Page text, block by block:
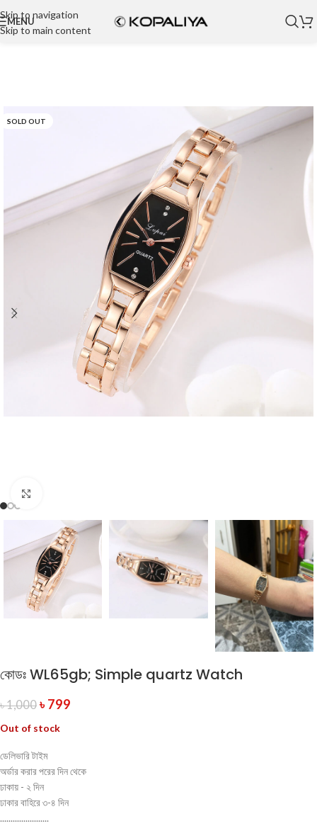
Skip to navigation
Skip to main content
MENU
SOLD OUT
কোডঃ WL65gb; Simple quartz Watch
৳1,000 ৳799
Out of stock
ডেলিভারি টাইম
অর্ডার করার পরের দিন থেকে
ঢাকায় - ২ দিন
ঢাকার বাহিরে ৩-৪ দিন
.......................